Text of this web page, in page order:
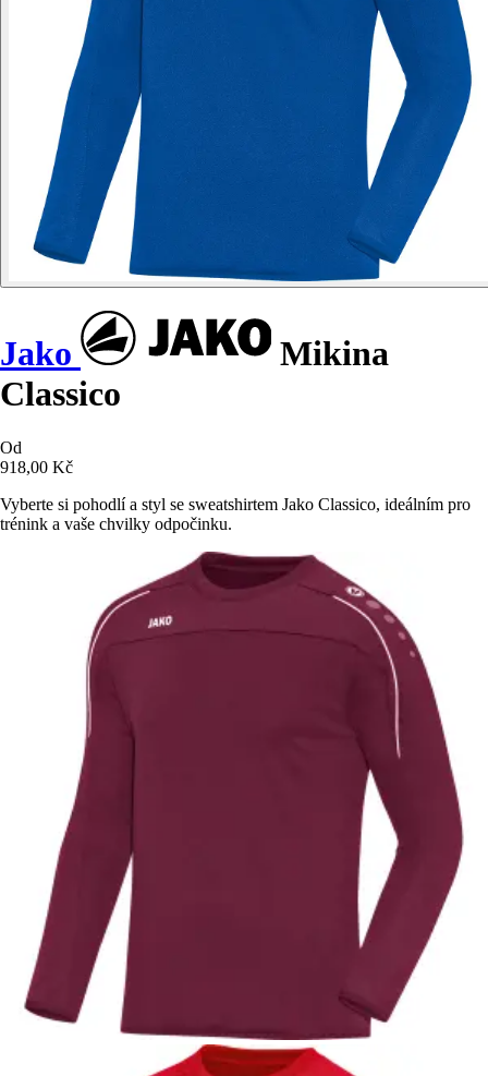
Jako
Mikina
Classico
Od
918,00 Kč
Vyberte si pohodlí a styl se sweatshirtem Jako Classico, ideálním pro
trénink a vaše chvilky odpočinku.